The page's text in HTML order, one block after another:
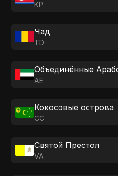
KP
Чад
TD
AE
Кокосовые острова
CC
Святой Престол
VA